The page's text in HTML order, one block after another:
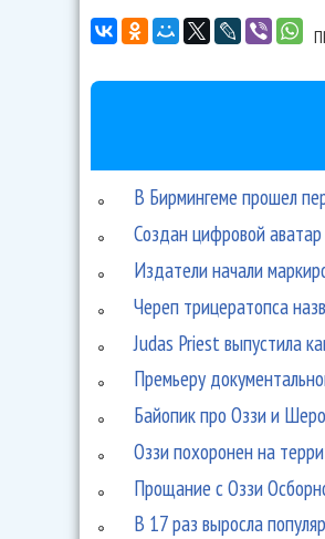
В Бирмингеме прошел
Создан цифровой
Издатели начали
Череп трицератопса
Judas Priest выпустила
Премьеру
Байопик про Оззи и
Оззи похоронен на
Прощание с Оззи
В 17 раз выросла